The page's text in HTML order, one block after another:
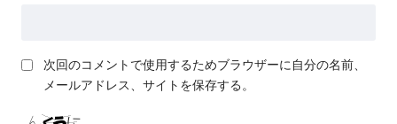
次回のコメントで使用するためブラウザーに自分の名前、
メールアドレス、サイトを保存する。